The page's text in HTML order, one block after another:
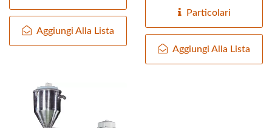
Aggiungi Alla Lista
contenuto...Particolari
Aggiungi Alla Lista